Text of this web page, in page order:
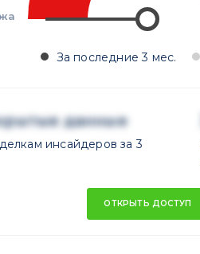
За последние 3 мес.
данные
инсайдеров за 3
ОТКРЫТЬ ДОСТУП